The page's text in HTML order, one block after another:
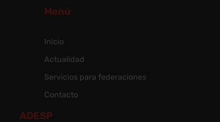
Menú
Inicio
Actualidad
Servicios para federaciones
Contacto
ADESP